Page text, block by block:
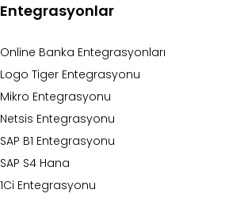
Entegrasyonlar
Online Banka Entegrasyonları
Logo Tiger Entegrasyonu
Mikro Entegrasyonu
Netsis Entegrasyonu
SAP B1 Entegrasyonu
SAP S4 Hana
1Ci Entegrasyonu